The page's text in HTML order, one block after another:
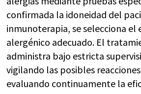
confirmada la idoneidad del
inmunoterapia, se selecciona el
alergénico adecuado. El
administra bajo estricta
vigilando las posibles
evaluando continuamente la